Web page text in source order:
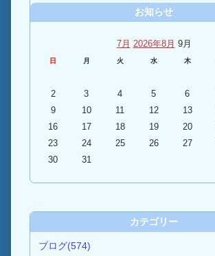
お知らせ
7月 2026年8月 9月
日 月 火 水 木
2
3 4 5 6
9
10 11 12 13
16
17 18 19 20
23
24 25 26 27
30
31
カテゴリー
ブログ(574)